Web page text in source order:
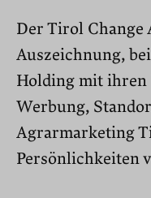
Der Tirol Change
Auszeichnung,
Holding mit
Werbung,
Agrarmarketing
Persönlichkeiten